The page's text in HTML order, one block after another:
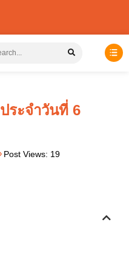
ระจำวันที่ 6
Post Views: 19